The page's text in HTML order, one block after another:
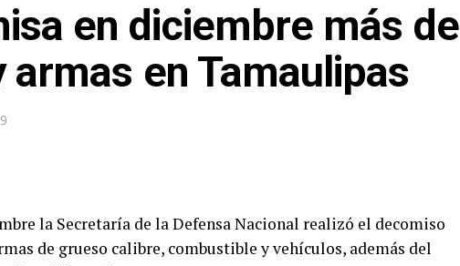
en diciembre más de
armas en Tamaulipas
la Secretaría de la Defensa Nacional realizó el decomiso
de grueso calibre, combustible y vehículos, además del